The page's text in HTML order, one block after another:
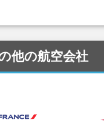
他の航空会社